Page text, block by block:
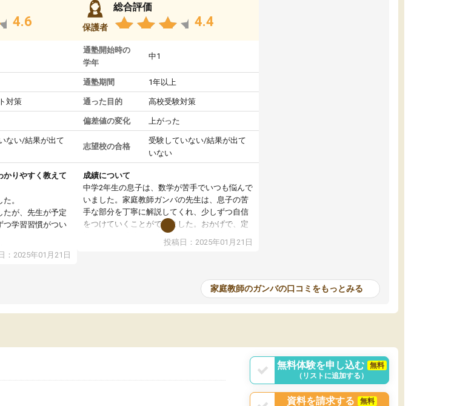
4.6
対策
ない/結果が出て
かりやすく教えて
。
たが、先生が予定
つ学習習慣がつい
すが、指導が無
したり、LINEでわ
：2025年01月21日
保護者
総合評価
4.4
通塾開始時の
学年
中1
通塾期間 1年以上
通った目的 高校受験対策
偏差値の変化 上がった
志望校の合格
受験していない/結果が出て
いない
成績について
中学2年生の息子は、数学が苦手でいつも悩んで
いました。家庭教師ガンバの先生は、息子の苦
手な部分を丁寧に解説してくれ、少しずつ自信
をつけていくことができました。おかげで、定
期テストの成績が10点以上アップし、本人もと
投稿日：2025年01月21日
家庭教師のガンバの口コミをもっとみる
無料体験を申し込む
無料
（リストに追加する）
資料を請求する 無料